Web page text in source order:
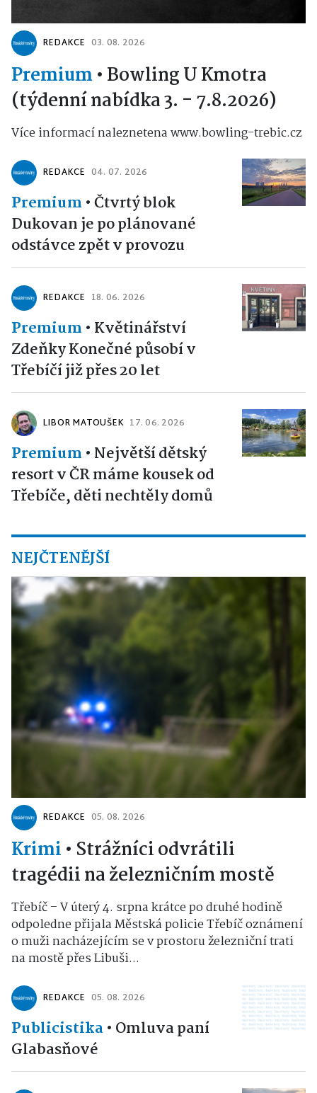
REDAKCE 03. 08. 2026
Premium • Bowling U Kmotra
(týdenní nabídka 3. - 7.8.2026)
Více informací naleznetena www.bowling-trebic.cz
REDAKCE 04. 07. 2026
Premium •Čtvrtý blok
Dukovan je po plánované
odstávce zpět v provozu
REDAKCE 18. 06. 2026
Premium • Květinářství
Zdeňky Konečné působí v
Třebíčí již přes 20 let
LIBOR MATOUŠEK 17. 06. 2026
Premium • Největší dětský
resort v ČR máme kousek od
Třebíče, děti nechtěly domů
NEJČTENĚJŠÍ
REDAKCE 05. 08. 2026
Krimi • Strážníci odvrátili
tragédii na železničním mostě
Třebíč – V úterý 4. srpna krátce po druhé hodině
odpoledne přijala Městská policie Třebíč oznámení
o muži nacházejícím se v prostoru železniční trati
na mostě přes Libuši...
REDAKCE 05. 08. 2026
Publicistika• Omluva paní
Glabasňové